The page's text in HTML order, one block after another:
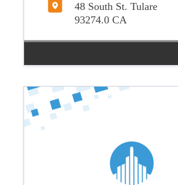
48 South St. Tulare
93274.0 CA